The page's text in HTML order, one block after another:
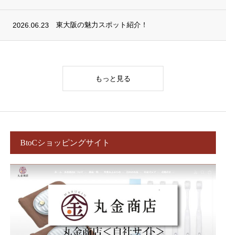
2026.06.23 東大阪の魅力スポット紹介！
もっと見る
BtoCショッピングサイト